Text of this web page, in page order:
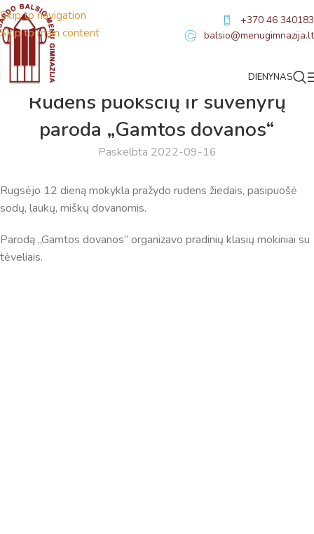
Skip to navigation
Skip to main content
+370 46 340183
balsio@menugimnazija.lt
DIENYNAS
Rudens puokščių ir suvenyrų
paroda „Gamtos dovanos“
Paskelbta 2022-09-16
Rugsėjo 12 dieną mokykla pražydo rudens žiedais, pasipuošė
sodų, laukų, miškų dovanomis.
Parodą „Gamtos dovanos“ organizavo pradinių klasių mokiniai su
tėveliais.